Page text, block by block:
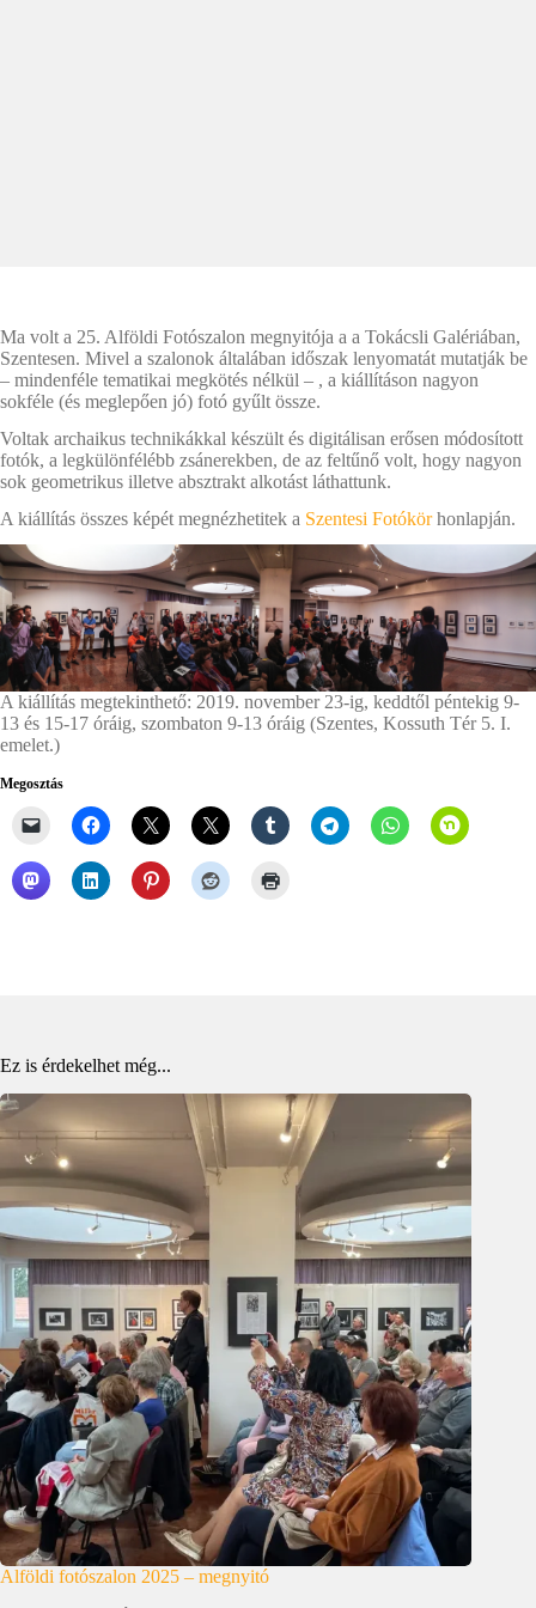
Ma volt a 25. Alföldi Fotószalon megnyitója a a Tokácsli Galériában,
Szentesen. Mivel a szalonok általában időszak lenyomatát mutatják be
– mindenféle tematikai megkötés nélkül – , a kiállításon nagyon
sokféle (és meglepően jó) fotó gyűlt össze.
Voltak archaikus technikákkal készült és digitálisan erősen módosított
fotók, a legkülönfélébb zsánerekben, de az feltűnő volt, hogy nagyon
sok geometrikus illetve absztrakt alkotást láthattunk.
A kiállítás összes képét megnézhetitek a Szentesi Fotókörhonlapján.
A kiállítás megtekinthető: 2019. november 23-ig, keddtől péntekig 9-
13 és 15-17 óráig, szombaton 9-13 óráig (Szentes, Kossuth Tér 5. I.
emelet.)
Megosztás
Ez is érdekelhet még...
Alföldi fotószalon 2025 – megnyitó